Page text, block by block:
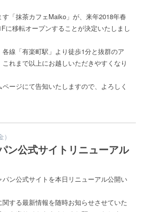
「抹茶カフェMaiko」が、来年2018年春
に移転オープンすることが決定いたしまし
線「有楽町駅」より徒歩1分と抜群のア
れまで以上にお越しいただきやすくなり
ージにて告知いたしますので、よろしく
ン公式サイトリニューアル
ン公式サイトを本日リニューアル公開い
する最新情報を随時お知らせさせていた